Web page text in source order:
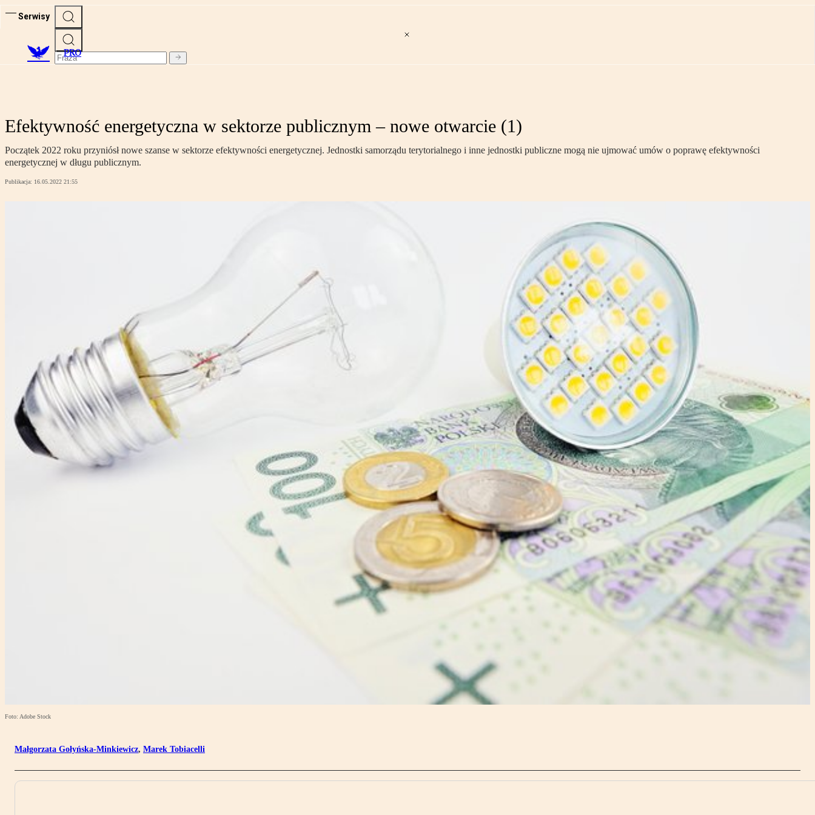
Serwisy
PRO
Efektywność energetyczna w sektorze publicznym – nowe otwarcie (1)
Początek 2022 roku przyniósł nowe szanse w sektorze efektywności energetycznej. Jednostki samorządu terytorialnego i inne jednostki publiczne mogą nie ujmować umów o poprawę efektywności
energetycznej w długu publicznym.
Publikacja: 16.05.2022 21:55
Foto: Adobe Stock
Małgorzata Gołyńska-Minkiewicz, Marek Tobiacelli